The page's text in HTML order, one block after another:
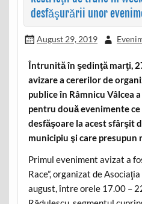
desfăşurării unor
August 29, 2019
Întrunită în şedinţă marţi,
avizare a cererilor de
publice în Râmnicu Vâlcea
pentru două evenimente ce
desfăşoare la acest sfârşit
municipiu şi care presupun
Primul eveniment avizat a
Race”, organizat de
august, între orele 17.00 –